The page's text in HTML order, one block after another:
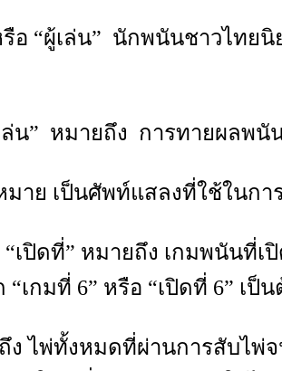
รือ “ผู้เล่น” นักพนันชาวไทย
ล่น” หมายถึง การทายผลพนั
มาย เป็นศัพท์แสลงที่ใช้ในก
“เปิดที่” หมายถึง เกมพนันที่
เกมที่ 6” หรือ “เปิดที่ 6” เป็
ง ไพ่ทั้งหมดที่ผ่านการสับไพ่